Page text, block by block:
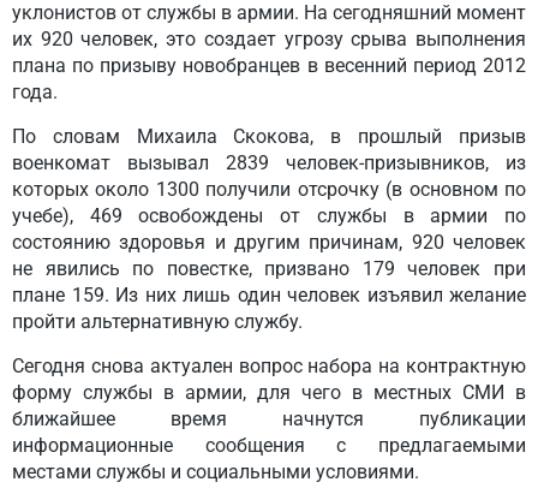
уклонистов от службы в армии. На сегодняшний момент
их 920 человек, это создает угрозу срыва выполнения
плана по призыву новобранцев в весенний период 2012
года.
По словам Михаила Скокова, в прошлый призыв
военкомат вызывал 2839 человек-призывников, из
которых около 1300 получили отсрочку (в основном по
учебе), 469 освобождены от службы в армии по
состоянию здоровья и другим причинам, 920 человек
не явились по повестке, призвано 179 человек при
плане 159. Из них лишь один человек изъявил желание
пройти альтернативную службу.
Сегодня снова актуален вопрос набора на контрактную
форму службы в армии, для чего в местных СМИ в
ближайшее время начнутся публикации
информационные сообщения с предлагаемыми
местами службы и социальными условиями.